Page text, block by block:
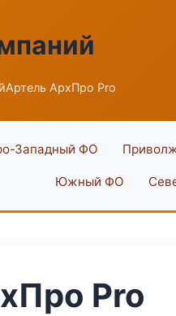
АрхПро Pro
Западный ФО
Южный ФО
Pro